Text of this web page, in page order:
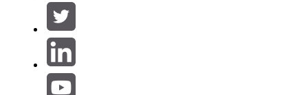
Produktområde